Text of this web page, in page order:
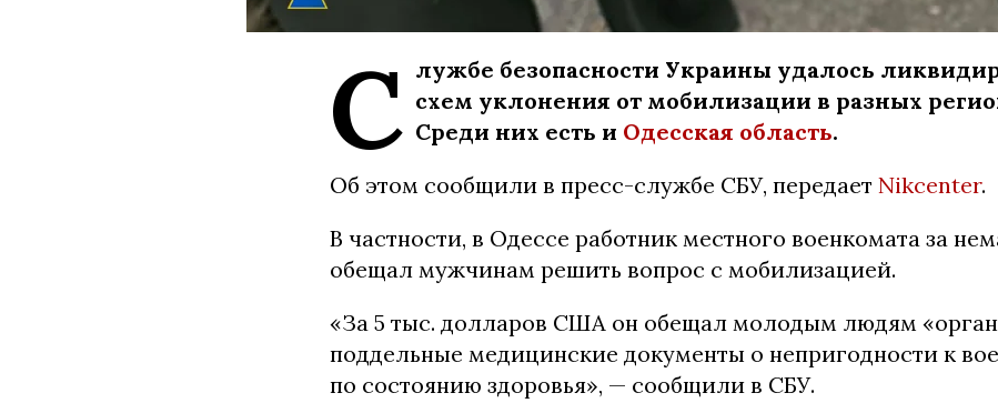
С лужбе безопасности Украины удалось
схем уклонения от мобилизации в разных
Среди них есть и Одесская область.
Об этом сообщили в пресс-службе СБУ, передает Nikcenter.
В частности, в Одессе работник местного военкомата за
обещал мужчинам решить вопрос с мобилизацией.
«За 5 тыс. долларов США он обещал молодым людям
поддельные медицинские документы о непригодности к
по состоянию здоровья», — сообщили в СБУ.